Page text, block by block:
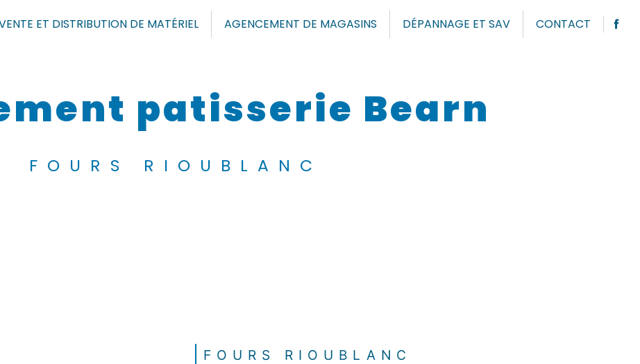
ET DISTRIBUTION DE MATÉRIEL AGENCEMENT DE MAGASINS DÉPANNAGE ET SAV CONTACT
patisserie Bearn
FOURS RIOUBLANC
FOURS RIOUBLANC